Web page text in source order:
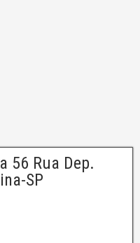
56 Rua Dep.
SP